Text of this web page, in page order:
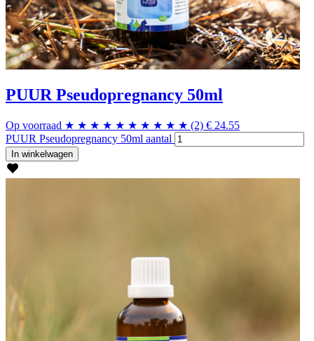
PUUR Pseudopregnancy 50ml
Op voorraad ★ ★ ★ ★ ★ ★ ★ ★ ★ ★ (2) € 24.55
PUUR Pseudopregnancy 50ml aantal
In winkelwagen